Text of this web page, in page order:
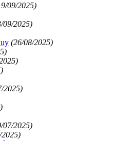
09/2025)
09/2025)
(26/08/2025)
2025)
07/2025)